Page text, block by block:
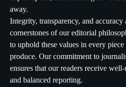
away.
Integrity, transparency, and accuracy
cornerstones of our editorial
to uphold these values in every
produce. Our commitment to
ensures that our readers receive well-
and balanced reporting.